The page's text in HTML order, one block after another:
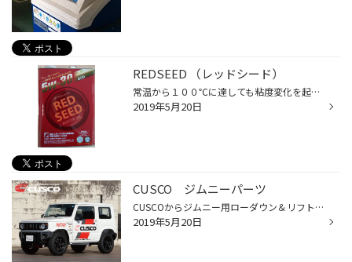
REDSEED （レッドシード）
常温から１００℃に達しても粘度変化を起こしにくいハイグレードなベースオイルを使用した次世代オイルです。 RED SEED SNオイルの特徴 省燃費性能×保護機能＝クリーンエネルギーオイル パワーとトルクを犠牲にせず、SNオイルで克服したのがRED SEED SNオイルです。基油の95～97％を見直して開発した...
2019年5月20日
CUSCO ジムニーパーツ
CUSCOからジムニー用ローダウン＆リフトアップサスペンションキット、JB64W用 ワイドボディキット、ボディー補強パーツなど続々とジムニー好きにはたまらないアイテムが登場しております。 1インチダウンスプリングセットやリフトアップサスペンションキットなど豊富なラインナップ。 詳しくはスタ...
2019年5月20日